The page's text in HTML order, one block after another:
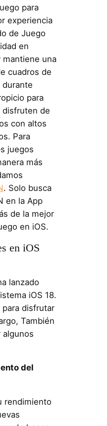
para
experiencia
de Juego
en
mantiene una
cuadros de
para
disfruten de
con altos
Para
juegos
más
. Solo busca
en la App
de la mejor
en iOS.
en iOS
lanzado
iOS 18.
disfrutar
También
algunos
del
rendimiento